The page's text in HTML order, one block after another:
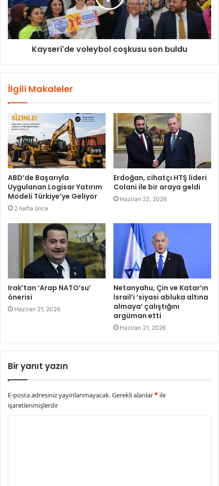
Kayseri'de voleybol coşkusu son buldu
İlgili Makaleler
ABD’de Başarıyla
Uygulanan Logisar Yatırım
Modeli Türkiye’ye Geliyor
2 hafta önce
Erdoğan, cihatçı HTŞ lideri
Colani ile bir araya geldi
Haziran 22, 2026
Irak’tan ‘Arap NATO’su’
önerisi
Haziran 21, 2026
Netanyahu, Çin ve Katar’ın
İsrail’i ‘siyasi abluka altına
almaya’ çalıştığını
argüman etti
Haziran 21, 2026
Bir yanıt yazın
E-posta adresiniz yayınlanmayacak.Gerekli alanlar* ile
işaretlenmişlerdir